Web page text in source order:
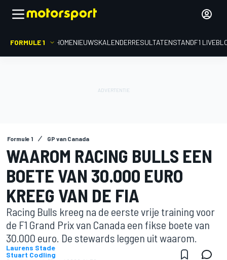
FORMULE 1 HOMENIEUWSKALENDERRESULTATENSTANDF1
Formule 1 GP van Canada
WAAROM RACING BULLS EEN
BOETE VAN 30.000 EURO
KREEG VAN DE FIA
Racing Bulls kreeg na de eerste vrije training voor
de F1 Grand Prix van Canada een fikse boete van
30.000 euro. De stewards leggen uit waarom.
Laurens Stade
Stuart Codling